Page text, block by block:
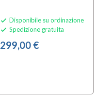
 Disponibile su ordinazione
 Spedizione gratuita
299,00 €